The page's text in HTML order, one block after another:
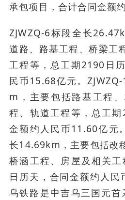
承包项目，合计合同金额
ZJWZQ-6标段全长
道路、路基工程、桥梁工
工程等，总工期2190日
民币15.68亿元。
m，主要包括路基工程
程、轨道工程等，总工
金额约人民币11.60亿元
长14.69km，主要包括改
桥涵工程、房屋及相关
日历天，合同金额约人
乌铁路是中吉乌三国元首